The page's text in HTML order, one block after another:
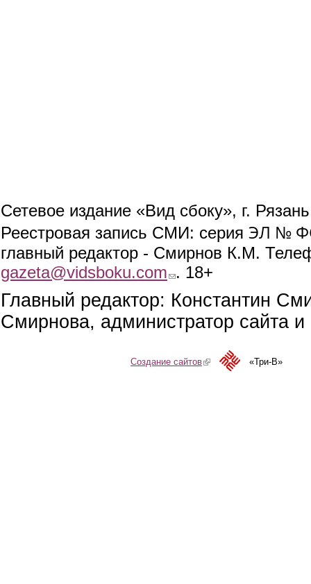
Сетевое издание «Вид сбоку», г.
Реестровая запись СМИ: серия ЭЛ №
главный редактор - Смирнов К.М.
gazeta@vidsboku.com (link sends e-mail)
. 18+
Главный редактор: Константин
Смирнова, администратор сайта
Создание сайтов(link is external)«Три-В»